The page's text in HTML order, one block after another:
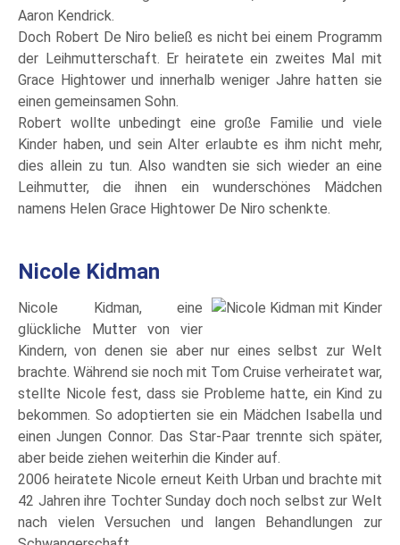
Aaron Kendrick.
Doch Robert De Niro beließ es nicht bei einem Programm
der Leihmutterschaft. Er heiratete ein zweites Mal mit
Grace Hightower und innerhalb weniger Jahre hatten sie
einen gemeinsamen Sohn.
Robert wollte unbedingt eine große Familie und viele
Kinder haben, und sein Alter erlaubte es ihm nicht mehr,
dies allein zu tun. Also wandten sie sich wieder an eine
Leihmutter, die ihnen ein wunderschönes Mädchen
namens Helen Grace Hightower De Niro schenkte.
Nicole Kidman
Nicole Kidman, eine
glückliche Mutter von vier
Kindern, von denen sie aber nur eines selbst zur Welt
brachte. Während sie noch mit Tom Cruise verheiratet war,
stellte Nicole fest, dass sie Probleme hatte, ein Kind zu
bekommen. So adoptierten sie ein Mädchen Isabella und
einen Jungen Connor. Das Star-Paar trennte sich später,
aber beide ziehen weiterhin die Kinder auf.
2006 heiratete Nicole erneut Keith Urban und brachte mit
42 Jahren ihre Tochter Sunday doch noch selbst zur Welt
nach vielen Versuchen und langen Behandlungen zur